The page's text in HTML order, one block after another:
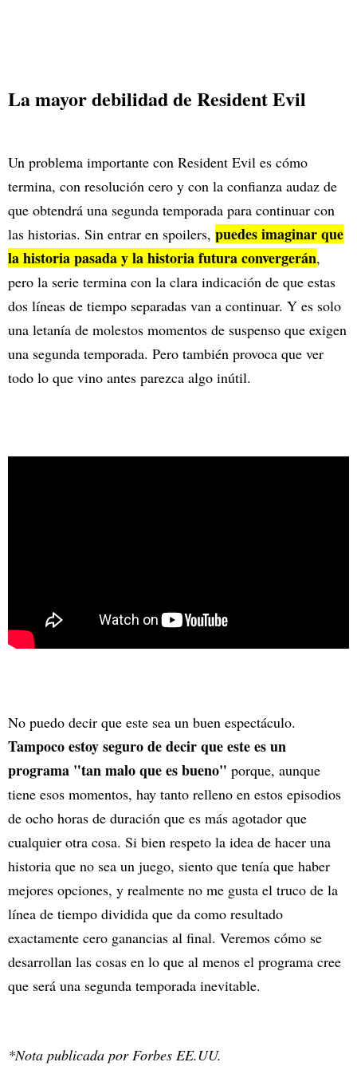
La mayor debilidad de Resident Evil
Un problema importante con Resident Evil es cómo
termina, con resolución cero y con la confianza audaz de
que obtendrá una segunda temporada para continuar con
las historias. Sin entrar en spoilers, puedes imaginar que
la historia pasada y la historia futura convergerán,
pero la serie termina con la clara indicación de que estas
dos líneas de tiempo separadas van a continuar. Y es solo
una letanía de molestos momentos de suspenso que exigen
una segunda temporada. Pero también provoca que ver
todo lo que vino antes parezca algo inútil.
No puedo decir que este sea un buen espectáculo.
Tampoco estoy seguro de decir que este es un
programa "tan malo que es bueno" porque, aunque
tiene esos momentos, hay tanto relleno en estos episodios
de ocho horas de duración que es más agotador que
cualquier otra cosa. Si bien respeto la idea de hacer una
historia que no sea un juego, siento que tenía que haber
mejores opciones, y realmente no me gusta el truco de la
línea de tiempo dividida que da como resultado
exactamente cero ganancias al final. Veremos cómo se
desarrollan las cosas en lo que al menos el programa cree
que será una segunda temporada inevitable.
*Nota publicada por Forbes EE.UU.